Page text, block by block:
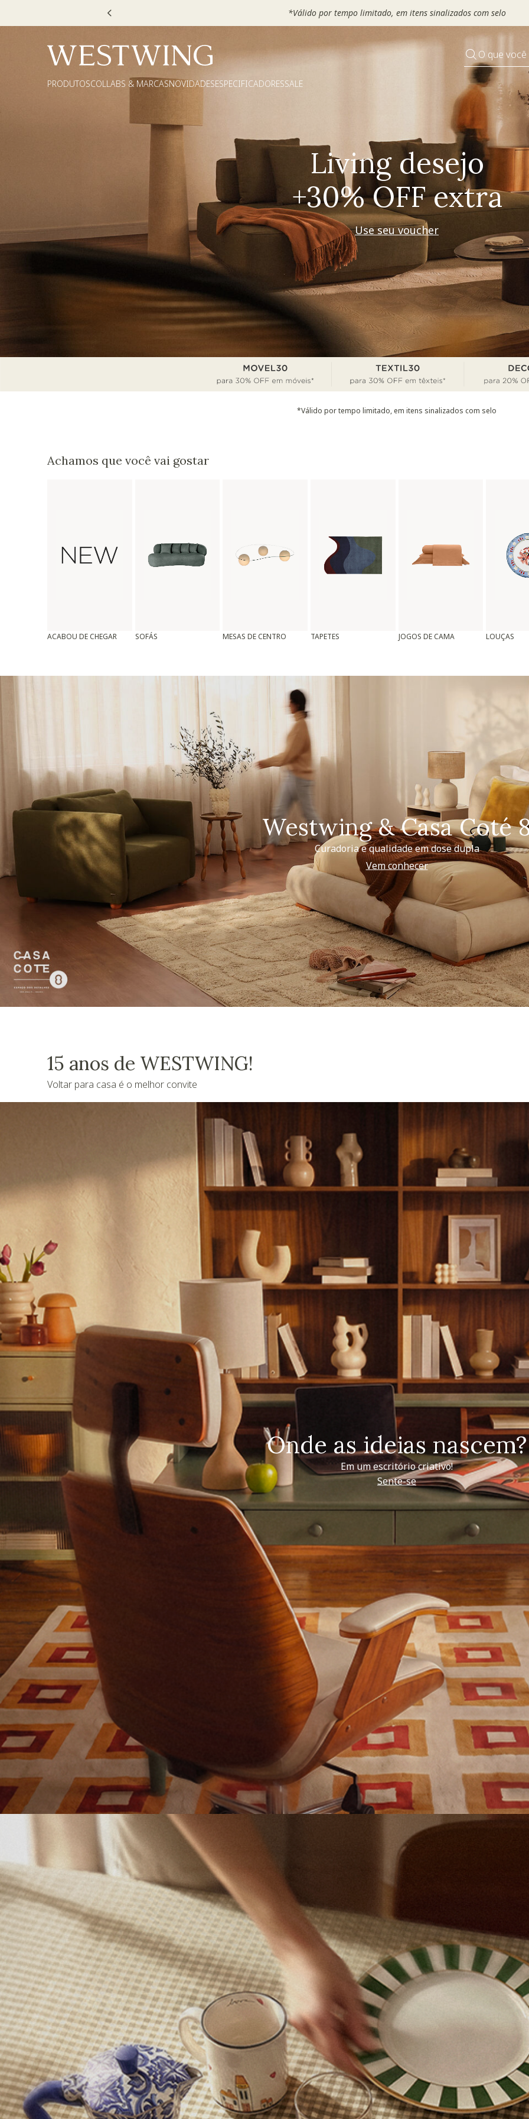
Escolha seu VOUCHER e ganhe até 30% OFF*: useMOVEL30, TEXTIL30 OU
O que
PRODUTOSCOLLABS & MARCASNOVIDADESESPECIFICADORESSALE
Pequenos rituais
Grandes mudanças
Decorar
*Válido por tempo limitado, em itens sinalizados com selo
Achamos que você vai gostar
ACABOU DE CHEGAR SOFÁS MESAS DE CENTRO TAPETES JOGOS DE CAMA LOUÇAS
Westwing & Casa Coté
Curadoria e qualidade em dose dupla
Vem conhecer
15 anos de WESTWING!
Voltar para casa é o melhor convite
Onde as ideias nascem?
Em um escritório criativo!
Sente-se